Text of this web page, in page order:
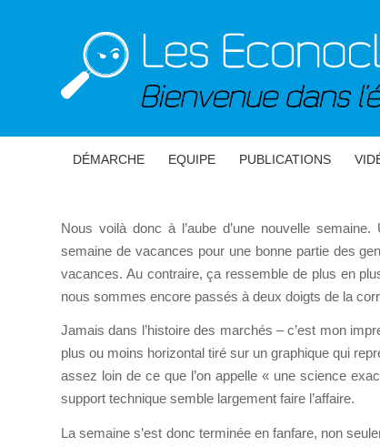
DÉMARCHE EQUIPE PUBLICATIONS
Nous voilà donc à l’aube d’une nouvelle semaine.
semaine de vacances pour une bonne partie des
vacances. Au contraire, ça ressemble de plus en
nous sommes encore passés à deux doigts de la
Jamais dans l’histoire des marchés – c’est mon
plus ou moins horizontal tiré sur un graphique qui
assez loin de ce que l’on appelle « une science
support technique semble largement faire l’affaire.
La semaine s’est donc terminée en fanfare, non